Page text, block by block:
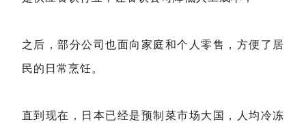
之后，部分公司也面向家庭和个人零售，方便了居
民的日常烹饪。
直到现在，日本已经是预制菜市场大国，人均冷冻